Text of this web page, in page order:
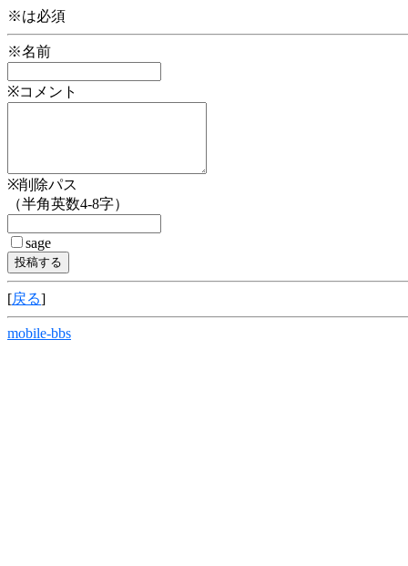
※は必須
※名前
※コメント
※削除パス
（半角英数4-8字）
sage
[戻る]
mobile-bbs